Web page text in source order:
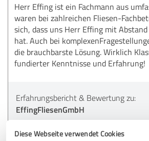
Diese Webseite verwendet Cookies
Herr Effing ist ein Fachmann aus
waren bei zahlreichen Fliesen-
sich, dass uns Herr Effing mit
hat. Auch bei
die brauchbarste Lösung. Wirklich
fundierter Kenntnisse und Erfahrung!
Erfahrungsbericht & Bewertung zu:
EffingFliesenGmbH
28.05.2022 Hermann M.